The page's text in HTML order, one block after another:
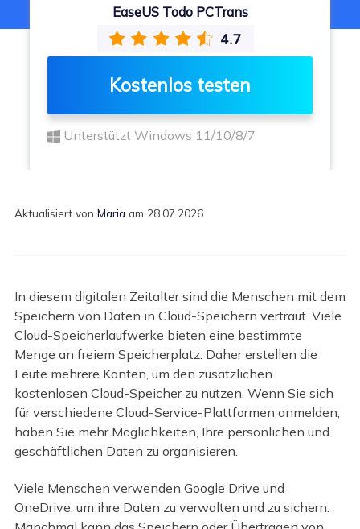
EaseUS Todo PCTrans
Kostenlos testen
Unterstützt Windows 11/10/8/7
Aktualisiert von Maria am 28.07.2026
In diesem digitalen Zeitalter sind die Menschen mit dem
Speichern von Daten in Cloud-Speichern vertraut. Viele
Cloud-Speicherlaufwerke bieten eine bestimmte
Menge an freiem Speicherplatz. Daher erstellen die
Leute mehrere Konten, um den zusätzlichen
kostenlosen Cloud-Speicher zu nutzen. Wenn Sie sich
für verschiedene Cloud-Service-Plattformen anmelden,
haben Sie mehr Möglichkeiten, Ihre persönlichen und
geschäftlichen Daten zu organisieren.
Viele Menschen verwenden Google Drive und
OneDrive, um ihre Daten zu verwalten und zu sichern.